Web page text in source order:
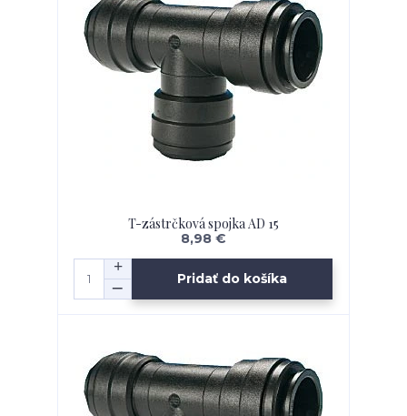
T-zástrčková spojka AD 15
8,98 €
Pridať do košíka